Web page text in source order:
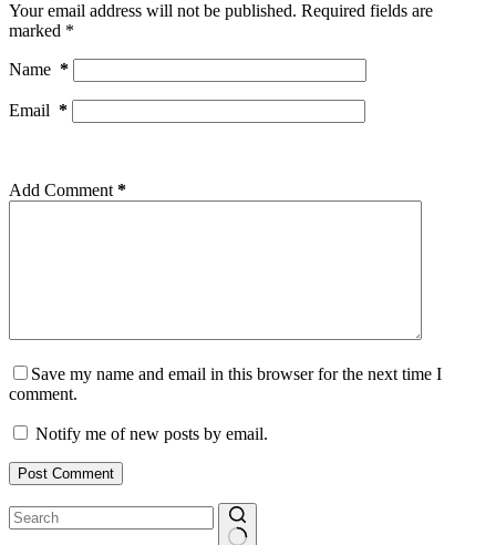
Your email address will not be published. Required fields are
marked *
Name *
Email *
Add Comment *
Save my name and email in this browser for the next time I
comment.
Notify me of new posts by email.
Post Comment